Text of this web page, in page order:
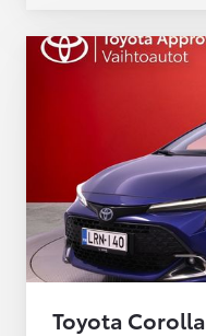
Toyota Corolla